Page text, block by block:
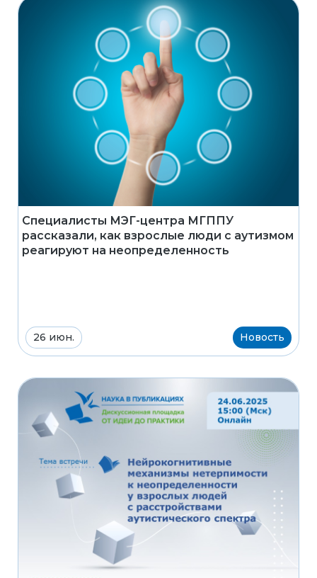
Специалисты МЭГ-центра МГППУ
рассказали, как взрослые люди с аутизмом
реагируют на неопределенность
26 июн. Новость